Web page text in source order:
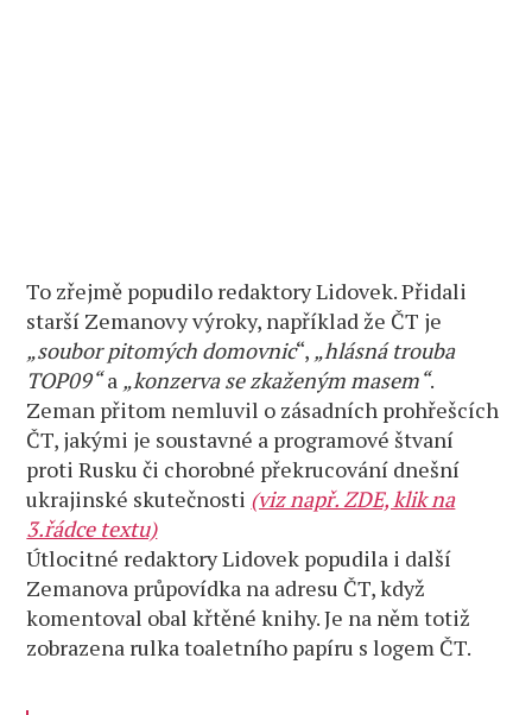
To zřejmě popudilo redaktory Lidovek. Přidali
starší Zemanovy výroky, například že ČT je
„soubor pitomých domovnic“, „hlásná trouba
TOP09“a „konzerva se zkaženým masem“.
Zeman přitom nemluvil o zásadních prohřešcích
ČT, jakými je soustavné a programové štvaní
proti Rusku či chorobné překrucování dnešní
ukrajinské skutečnosti (viz např. ZDE, klik na
3.řádce textu)
Útlocitné redaktory Lidovek popudila i další
Zemanova průpovídka na adresu ČT, když
komentoval obal křtěné knihy. Je na něm totiž
zobrazena rulka toaletního papíru s logem ČT.